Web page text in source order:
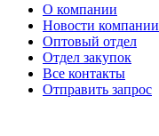
О компании
Новости компании
Оптовый отдел
Отдел закупок
Все контакты
Отправить запрос